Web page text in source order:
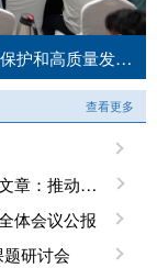
配合民盟中央对口河南省开展黄河流域生态保护和高质量发展民主监督工作推进会召开
查看更多
河南省委书记刘宁在《科技日报》发表署名文章：推动科技创新和产业创新深度融合 提升现代化产业体系对高质量发展的支撑能力
体会议公报
研讨会